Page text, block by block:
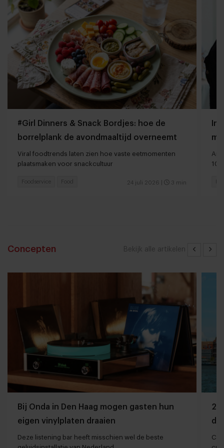
#Girl Dinners & Snack Bordjes: hoe de
borrelplank de avondmaaltijd overneemt
Viral foodtrends laten zien hoe vaste eetmomenten
plaatsmaken voor snackcultuur
24 juli 2026 3 min
Foodservice Food
10
Bekijk alle artikelen
Concepten
Bij Onda in Den Haag mogen gasten hun
eigen vinylplaten draaien
Deze listening bar heeft misschien wel de beste
20
de